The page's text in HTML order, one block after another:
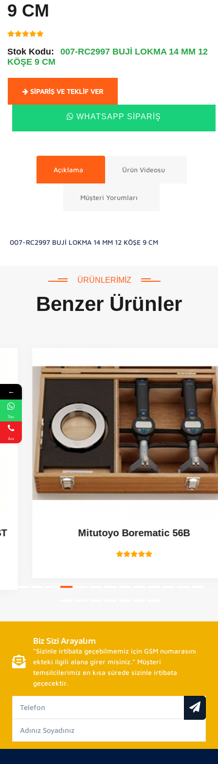
9 CM
Stok Kodu:
007-RC2997 BUJİ LOKMA 14 MM 12
KÖŞE 9 CM
SIPARIŞ VE TEKLIF VER
WHATSAPP SIPARIŞ
Açıklama Ürün Videosu
Müşteri Yorumları
007-RC2997 BUJİ LOKMA 14 MM 12 KÖŞE 9 CM
ÜRÜNLERIMIZ
Benzer Ürünler
Mitutoyo Borematic 56B
Biz Sizi Arayalım
“Sizinle irtibata geçebilmemiz için GSM numarasını
ekteki ilgili alana girer misiniz.” Müşteri
temsilcilerimiz en kısa sürede sizinle irtibata
geçecektir.
←
Yaz
Ara